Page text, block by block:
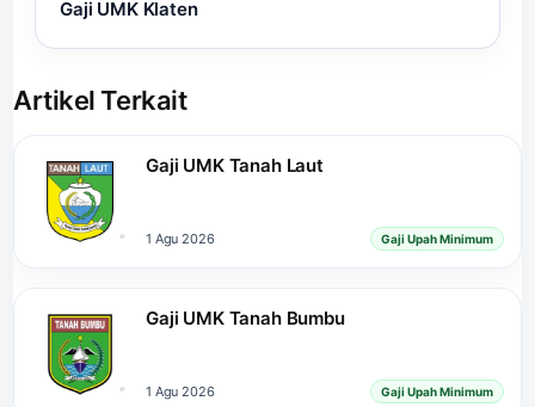
Gaji UMK Klaten
Artikel Terkait
Gaji UMK Tanah Laut
1 Agu 2026 Gaji Upah Minimum
Gaji UMK Tanah Bumbu
1 Agu 2026 Gaji Upah Minimum